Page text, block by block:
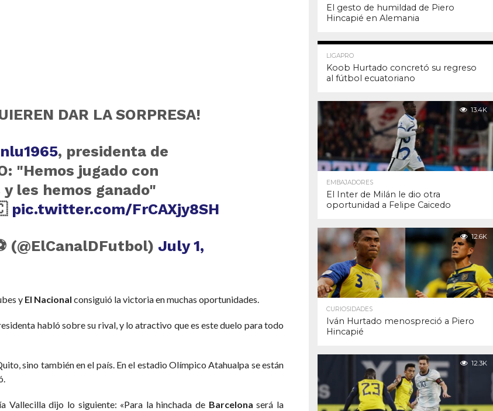
DAR LA SORPRESA!
, presidenta de
"Hemos jugado con
les hemos ganado"
pic.twitter.com/FrCAXjy8SH
July 1,
y El Nacional consiguió la victoria en muchas oportunidades.
habló sobre su rival, y lo atractivo que es este duelo para todo
sino también en el país. En el estadio Olímpico Atahualpa se están
Vallecilla dijo lo siguiente: «Para la hinchada de Barcelona será la
El gesto de humildad de Piero
Hincapié en Alemania
LIGAPRO
Koob Hurtado concretó su regreso
al fútbol ecuatoriano
13.4K
EMBAJADORES
El Inter de Milán le dio otra
oportunidad a Felipe Caicedo
12.6K
CURIOSIDADES
Iván Hurtado menospreció a Piero
Hincapié
12.3K